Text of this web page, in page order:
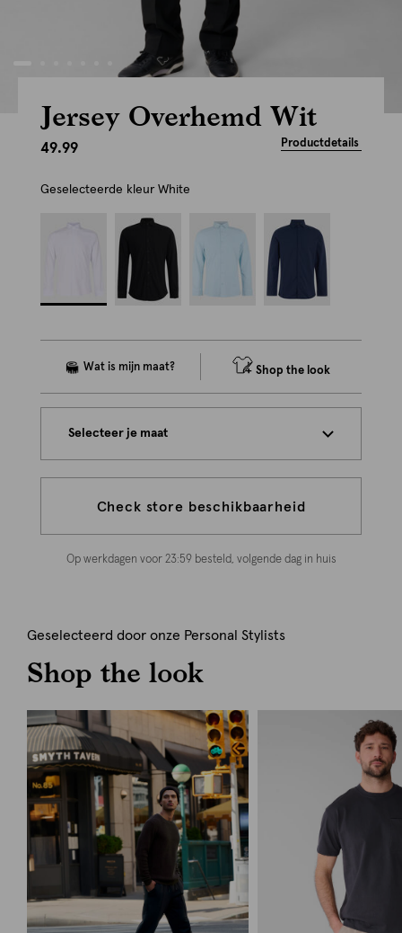
Jersey Overhemd Wit
49.99 Productdetails
Geselecteerde kleur White
Shop the look
Selecteer je maat
Check store beschikbaarheid
Op werkdagen voor 23:59 besteld, volgende dag in huis
Geselecteerd door onze Personal Stylists
Shop the look